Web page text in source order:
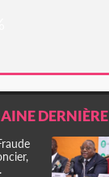
DERNIÈRE